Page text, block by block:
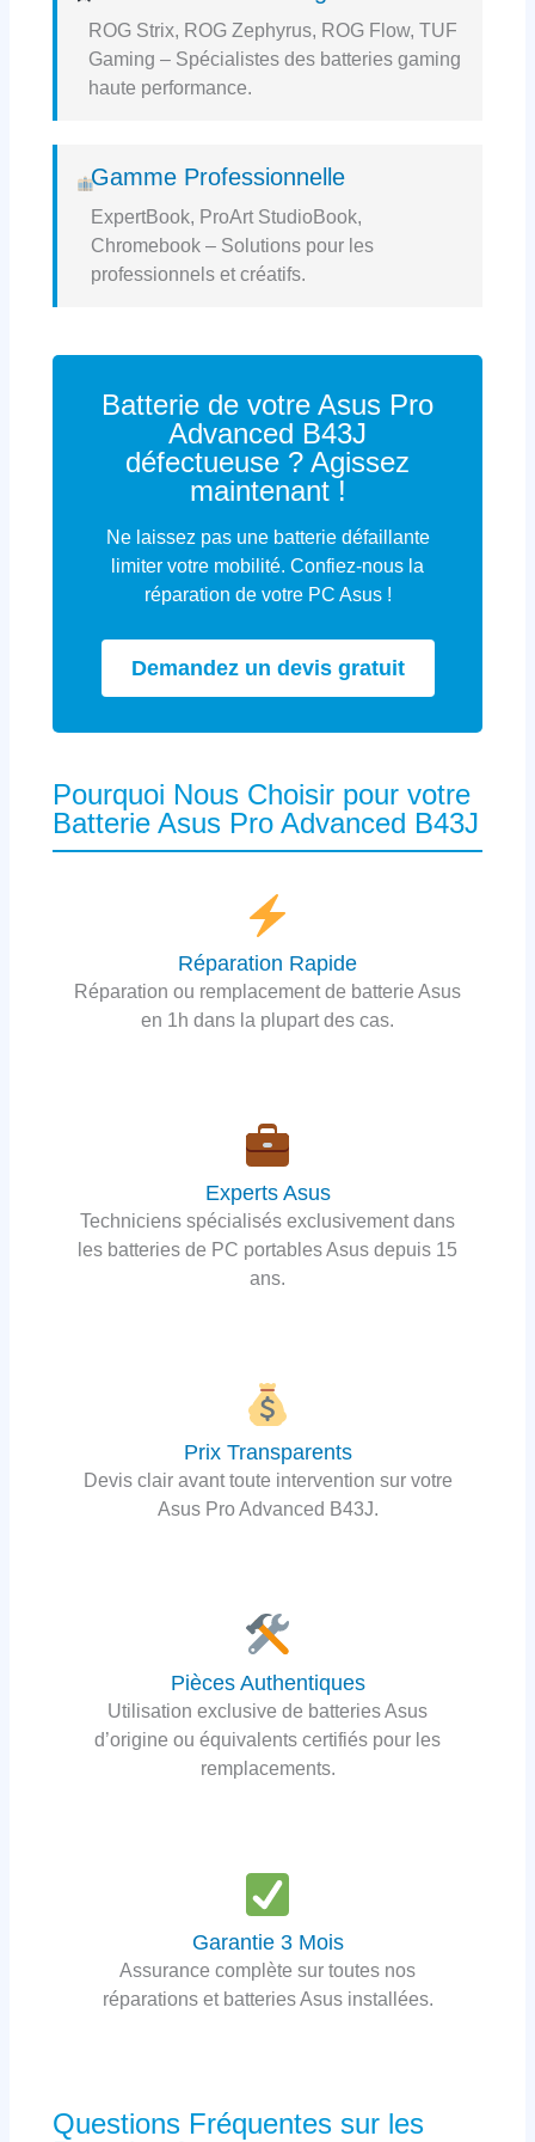
ROG Strix, ROG Zephyrus, ROG Flow, TUF
Gaming – Spécialistes des batteries gaming
haute performance.
Gamme Professionnelle
ExpertBook, ProArt StudioBook,
Chromebook – Solutions pour les
professionnels et créatifs.
Batterie de votre Asus Pro
Advanced B43J
défectueuse ? Agissez
maintenant !
Ne laissez pas une batterie défaillante
limiter votre mobilité. Confiez-nous la
réparation de votre PC Asus !
Demandez un devis gratuit
Pourquoi Nous Choisir pour votre
Batterie Asus Pro Advanced B43J
Réparation Rapide
Réparation ou remplacement de batterie Asus
en 1h dans la plupart des cas.
Experts Asus
Techniciens spécialisés exclusivement dans
les batteries de PC portables Asus depuis 15
ans.
Prix Transparents
Devis clair avant toute intervention sur votre
Asus Pro Advanced B43J.
Pièces Authentiques
Utilisation exclusive de batteries Asus
d’origine ou équivalents certifiés pour les
remplacements.
Garantie 3 Mois
Assurance complète sur toutes nos
réparations et batteries Asus installées.
Questions Fréquentes sur les